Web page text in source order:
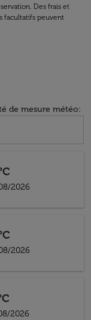
Des frais et
facultatifs peuvent
de mesure météo:
2026
2026
2026